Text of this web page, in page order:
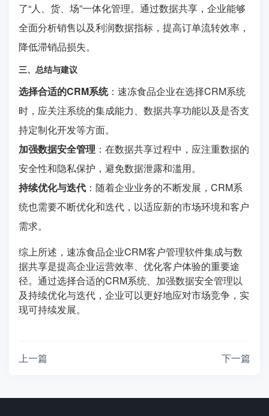
了“人、货、场”一体化管理。通过数据共享，企业能够
全面分析销售以及利润数据指标，提高订单流转效率，
降低滞销品损失。
三、总结与建议
选择合适的CRM系统：速冻食品企业在选择CRM系统
时，应关注系统的集成能力、数据共享功能以及是否支
持定制化开发等方面。
加强数据安全管理 ：在数据共享过程中，应注重数据的
安全性和隐私保护，避免数据泄露和滥用。
持续优化与迭代 ：随着企业业务的不断发展，CRM系
统也需要不断优化和迭代，以适应新的市场环境和客户
需求。
综上所述，速冻食品企业CRM客户管理软件集成与数
据共享是提高企业运营效率、优化客户体验的重要途
径。通过选择合适的CRM系统、加强数据安全管理以
及持续优化与迭代，企业可以更好地应对市场竞争，实
现可持续发展。
上一篇 下一篇